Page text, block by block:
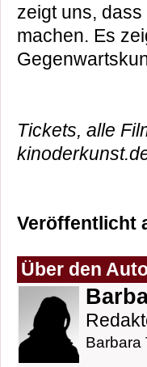
zeigt uns,
machen. Es
Tickets, alle
Veröffentlicht
Über den
Barbara